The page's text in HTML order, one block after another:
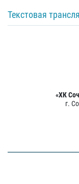
Текстовая
«ХК
г.